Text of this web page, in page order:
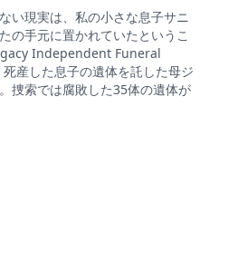
い現実は、私の小さな息子サニ
の手元に置かれていたというこ
Independent Funeral
産した息子の遺体を託した母ジ
捜索では腐敗した35体の遺体が